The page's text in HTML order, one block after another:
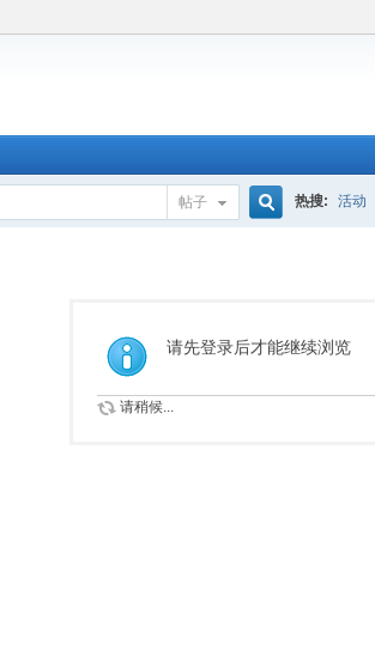
帖子
索
热搜: 活动
请先登录后才能继续浏览
请稍候...